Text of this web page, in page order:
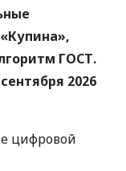
ГОСТ.
2026
цифровой